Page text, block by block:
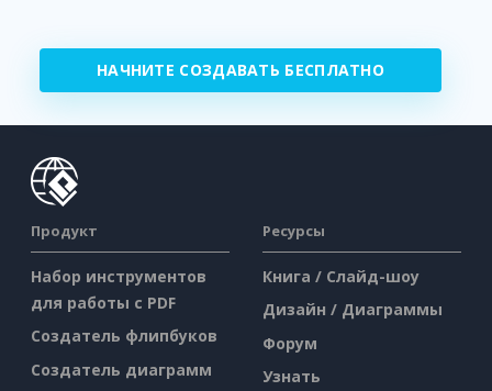
НАЧНИТЕ СОЗДАВАТЬ БЕСПЛАТНО
Продукт
Набор инструментов
для работы с PDF
Создатель флипбуков
Создатель диаграмм
Ресурсы
Книга / Слайд-шоу
Дизайн / Диаграммы
Форум
Узнать